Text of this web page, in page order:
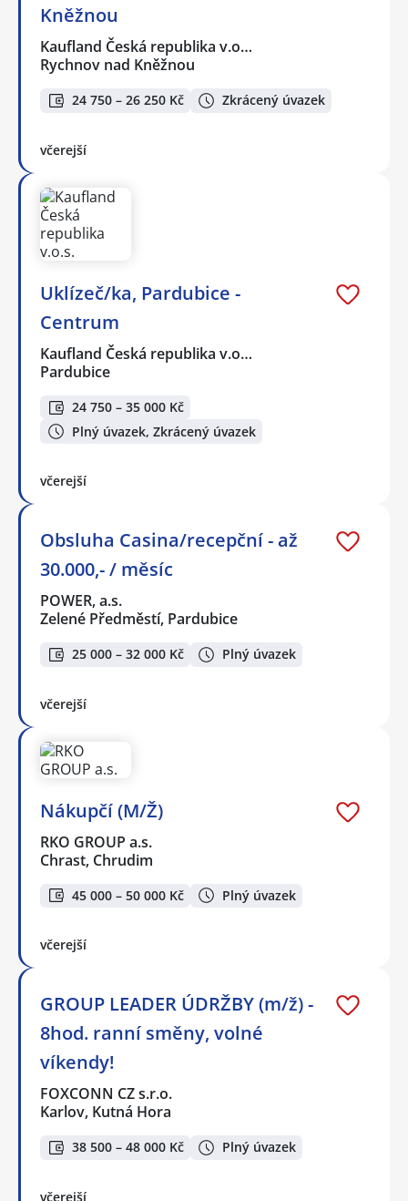
Kněžnou
Kaufland Česká republika v.o…
Rychnov nad Kněžnou
24 750 – 26 250 Kč Zkrácený úvazek
včerejší
Uklízeč/ka, Pardubice -
Centrum
Kaufland Česká republika v.o…
Pardubice
24 750 – 35 000 Kč
Plný úvazek, Zkrácený úvazek
včerejší
Obsluha Casina/recepční - až
30.000,- / měsíc
POWER, a.s.
Zelené Předměstí, Pardubice
25 000 – 32 000 Kč Plný úvazek
včerejší
Nákupčí (M/Ž)
RKO GROUP a.s.
Chrast, Chrudim
45 000 – 50 000 Kč Plný úvazek
včerejší
GROUP LEADER ÚDRŽBY (m/ž) -
8hod. ranní směny, volné
víkendy!
FOXCONN CZ s.r.o.
Karlov, Kutná Hora
38 500 – 48 000 Kč Plný úvazek
včerejší